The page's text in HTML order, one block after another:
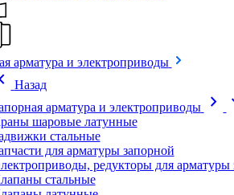
арматура и электроприводы
Назад
арматура и электроприводы
chevron_right
шаровые латунные
стальные
для арматуры запорной
редукторы для арматуры
стальные